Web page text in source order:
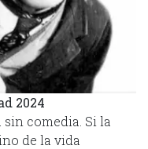
2024
comedia. Si la
de la vida